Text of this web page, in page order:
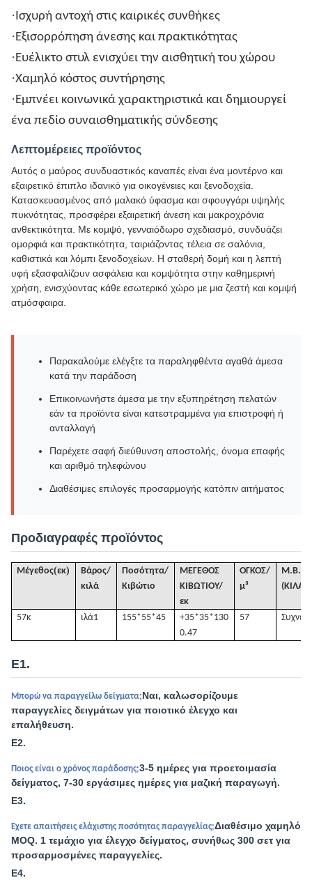
·Ισχυρή αντοχή στις καιρικές συνθήκες
·Εξισορρόπηση άνεσης και πρακτικότητας
·Ευέλικτο στυλ ενισχύει την αισθητική του χώρου
·Χαμηλό κόστος συντήρησης
·Εμπνέει κοινωνικά χαρακτηριστικά και δημιουργεί
ένα πεδίο συναισθηματικής σύνδεσης
Λεπτομέρειες προϊόντος
Αυτός ο μαύρος συνδυαστικός καναπές είναι ένα μοντέρνο και
εξαιρετικό έπιπλο ιδανικό για οικογένειες και ξενοδοχεία.
Κατασκευασμένος από μαλακό ύφασμα και σφουγγάρι υψηλής
πυκνότητας, προσφέρει εξαιρετική άνεση και μακροχρόνια
ανθεκτικότητα. Με κομψό, γενναιόδωρο σχεδιασμό, συνδυάζει
ομορφιά και πρακτικότητα, ταιριάζοντας τέλεια σε σαλόνια,
καθιστικά και λόμπι ξενοδοχείων. Η σταθερή δομή και η λεπτή
υφή εξασφαλίζουν ασφάλεια και κομψότητα στην καθημερινή
χρήση, ενισχύοντας κάθε εσωτερικό χώρο με μια ζεστή και κομψή
ατμόσφαιρα.
Παρακαλούμε ελέγξτε τα παραληφθέντα αγαθά άμεσα
κατά την παράδοση
Επικοινωνήστε άμεσα με την εξυπηρέτηση πελατών
εάν τα προϊόντα είναι κατεστραμμένα για επιστροφή ή
ανταλλαγή
Παρέχετε σαφή διεύθυνση αποστολής, όνομα επαφής
και αριθμό τηλεφώνου
Διαθέσιμες επιλογές προσαρμογής κατόπιν αιτήματος
Προδιαγραφές προϊόντος
Μέγεθος(εκ)
Βάρος/
κιλά
Ποσότητα/
Κιβώτιο
ΜΕΓΕΘΟΣ
ΚΙΒΩΤΙΟΥ/
εκ
ΟΓΚΟΣ/
μ³
Μ.Β.
(ΚΙΛΑ)
57κ ιλά1 155*55*45
+35*35*130
0.47
57 Συχνές
Ε1.
Μπορώ να παραγγείλω δείγματα;Ναι, καλωσορίζουμε
παραγγελίες δειγμάτων για ποιοτικό έλεγχο και
επαλήθευση.
Ε2.
Ποιος είναι ο χρόνος παράδοσης;3-5 ημέρες για προετοιμασία
δείγματος, 7-30 εργάσιμες ημέρες για μαζική παραγωγή.
Ε3.
Έχετε απαιτήσεις ελάχιστης ποσότητας παραγγελίας;Διαθέσιμο χαμηλό
MOQ. 1 τεμάχιο για έλεγχο δείγματος, συνήθως 300 σετ για
προσαρμοσμένες παραγγελίες.
Ε4.